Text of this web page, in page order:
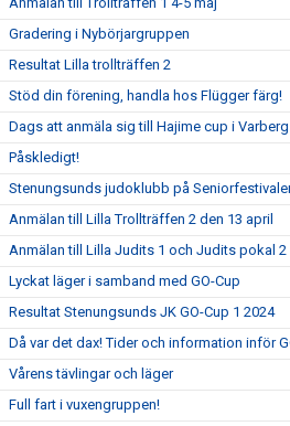
Gradering i Nybörjargruppen
Resultat Lilla trollträffen 2
Stöd din förening, handla hos Flügger färg!
Dags att anmäla sig till Hajime cup i Varberg
Påskledigt!
Stenungsunds judoklubb på
Anmälan till Lilla Trollträffen 2 den 13 april
Anmälan till Lilla Judits 1 och Judits pokal 2
Lyckat läger i samband med GO-Cup
Resultat Stenungsunds JK GO-Cup 1 2024
Då var det dax! Tider och information inför
Vårens tävlingar och läger
Full fart i vuxengruppen!